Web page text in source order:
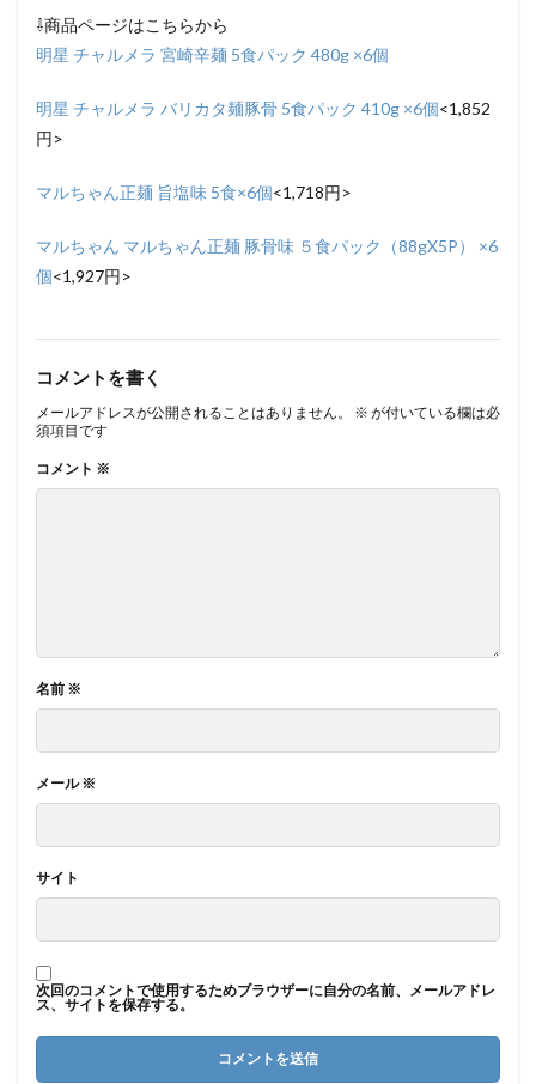
⇩商品ページはこちらから
明星 チャルメラ 宮崎辛麺 5食パック 480g ×6個
明星 チャルメラ バリカタ麺豚骨 5食パック 410g ×6個<1,852
円>
マルちゃん正麺 旨塩味 5食×6個<1,718円>
マルちゃん マルちゃん正麺 豚骨味 ５食パック（88gX5P） ×6
個<1,927円>
コメントを書く
メールアドレスが公開されることはありません。 ※ が付いている欄は必
須項目です
コメント ※
名前 ※
メール※
サイト
次回のコメントで使用するためブラウザーに自分の名前、メールアドレ
ス、サイトを保存する。